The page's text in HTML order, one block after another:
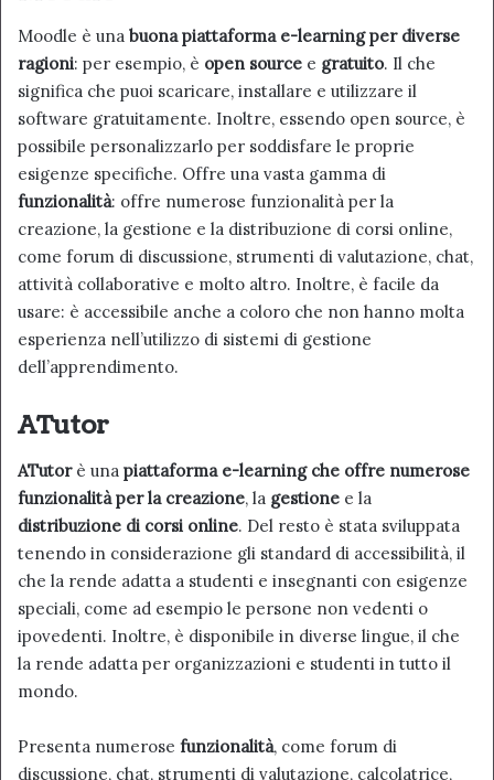
Moodle è una buona piattaforma e-learning per diverse
ragioni: per esempio, è open source e gratuito. Il che
significa che puoi scaricare, installare e utilizzare il
software gratuitamente. Inoltre, essendo open source, è
possibile personalizzarlo per soddisfare le proprie
esigenze specifiche. Offre una vasta gamma di
funzionalità: offre numerose funzionalità per la
creazione, la gestione e la distribuzione di corsi online,
come forum di discussione, strumenti di valutazione, chat,
attività collaborative e molto altro. Inoltre, è facile da
usare: è accessibile anche a coloro che non hanno molta
esperienza nell’utilizzo di sistemi di gestione
dell’apprendimento.
ATutor
ATutor è una piattaforma e-learning che offre numerose
funzionalità per la creazione, la gestione e la
distribuzione di corsi online. Del resto è stata sviluppata
tenendo in considerazione gli standard di accessibilità, il
che la rende adatta a studenti e insegnanti con esigenze
speciali, come ad esempio le persone non vedenti o
ipovedenti. Inoltre, è disponibile in diverse lingue, il che
la rende adatta per organizzazioni e studenti in tutto il
mondo.
Presenta numerose funzionalità, come forum di
discussione, chat, strumenti di valutazione, calcolatrice,